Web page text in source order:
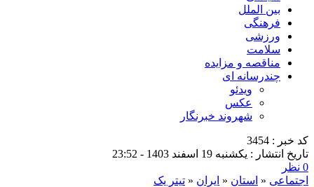
بین الملل
فرهنگی
ورزشی
سلامت
مناقصه و مزایده
چندرسانه ای
ویدئو
عکس
شهروند خبرنگار
کد خبر : 3454
تاریخ انتشار : یکشنبه 19 اسفند 1403 - 23:52
0 نظر
اجتماعی « استان « ایران « تیتر یک